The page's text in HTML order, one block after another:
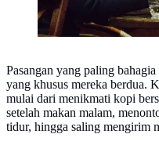
Pasangan yang paling
yang khusus mereka berdua.
mulai dari menikmati kopi
setelah makan malam,
tidur, hingga saling mengirim